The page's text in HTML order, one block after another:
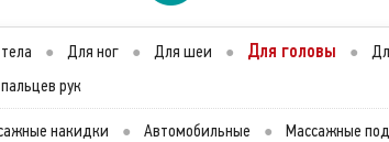
● Для ног ● Для шеи ● Для головы ●
рук
накидки ● Автомобильные ● Массажные